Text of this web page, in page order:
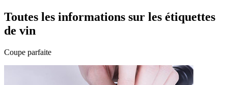
Toutes les informations sur les étiquettes
de vin
Coupe parfaite